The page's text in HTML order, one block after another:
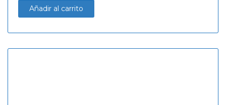
Añadir al carrito